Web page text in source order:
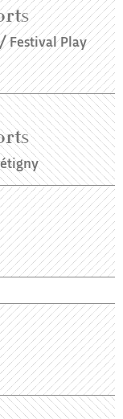
Festival Play